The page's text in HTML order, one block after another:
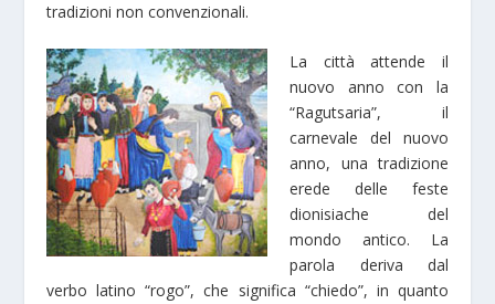
tradizioni non convenzionali.
La città attende il
nuovo anno con la
“Ragutsaria”, il
carnevale del nuovo
anno, una tradizione
erede delle feste
dionisiache del
mondo antico. La
parola deriva dal
verbo latino “rogo”, che significa “chiedo”, in quanto